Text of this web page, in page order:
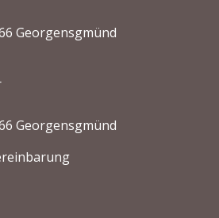
Georgensgmünd
Georgensgmünd